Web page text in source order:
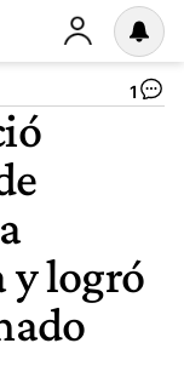
1
y logró